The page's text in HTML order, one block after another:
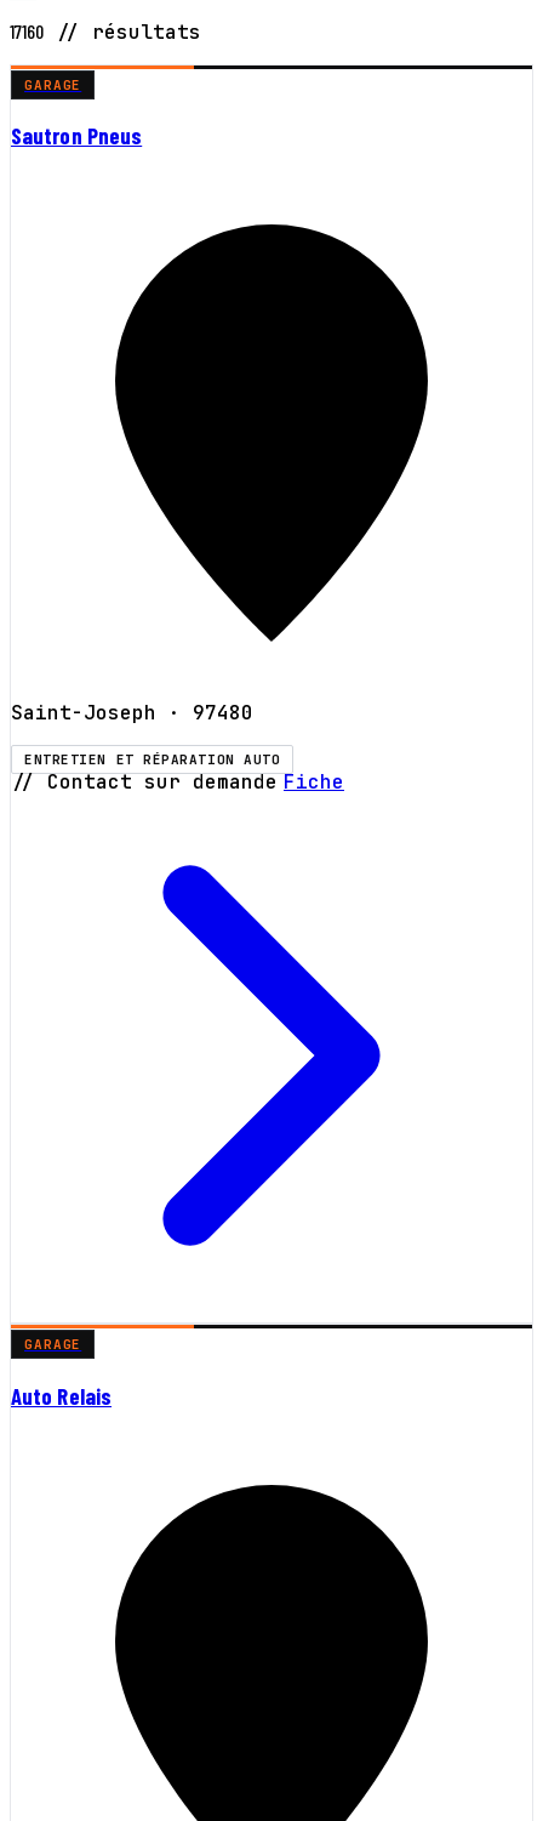
17160
// résultats
GARAGE
Sautron Pneus
Saint-Joseph · 97480
ENTRETIEN ET RÉPARATION AUTO
// Contact sur demande Fiche
GARAGE
Auto Relais